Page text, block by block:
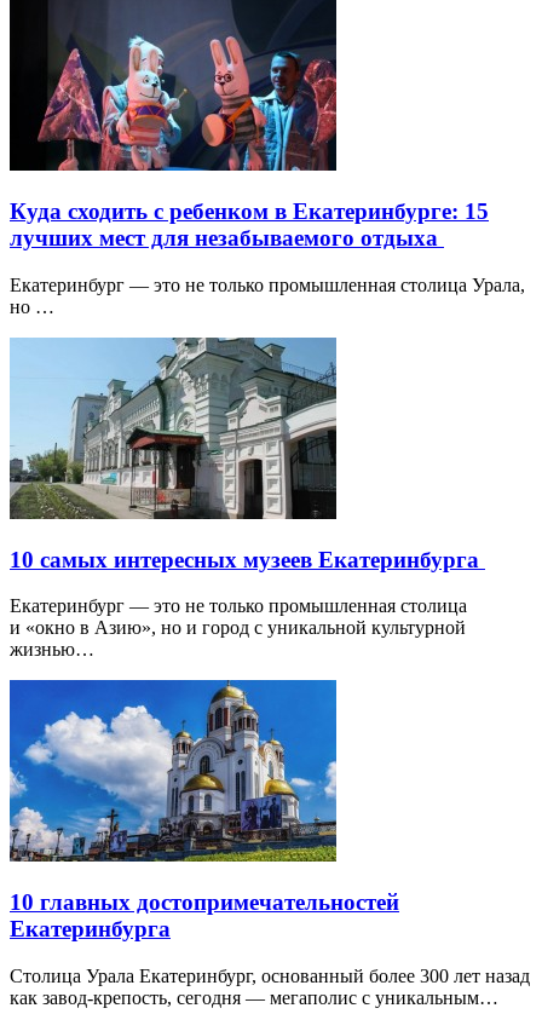
Куда сходить с ребенком в Екатеринбурге: 15
лучших мест для незабываемого отдыха
Екатеринбург — это не только промышленная столица Урала,
но …
10 самых интересных музеев Екатеринбурга
Екатеринбург — это не только промышленная столица
и «окно в Азию», но и город с уникальной культурной
жизнью…
10 главных достопримечательностей
Екатеринбурга
Столица Урала Екатеринбург, основанный более 300 лет назад
как завод-крепость, сегодня — мегаполис с уникальным…